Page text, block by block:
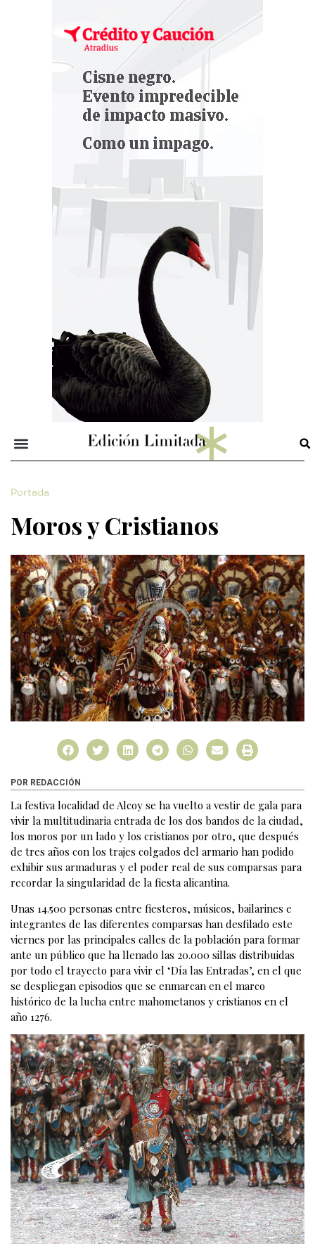
Portada
Moros y Cristianos
POR REDACCIÓN
La festiva localidad de Alcoy se ha vuelto a vestir de gala para
vivir la multitudinaria entrada de los dos bandos de la ciudad,
los moros por un lado y los cristianos por otro, que después
de tres años con los trajes colgados del armario han podido
exhibir sus armaduras y el poder real de sus comparsas para
recordar la singularidad de la fiesta alicantina.
Unas 14.500 personas entre fiesteros, músicos, bailarines e
integrantes de las diferentes comparsas han desfilado este
viernes por las principales calles de la población para formar
ante un público que ha llenado las 20.000 sillas distribuidas
por todo el trayecto para vivir el ‘Día las Entradas’, en el que
se despliegan episodios que se enmarcan en el marco
histórico de la lucha entre mahometanos y cristianos en el
año 1276.